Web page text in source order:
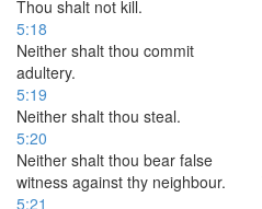
Thou shalt not kill.
5:18
Neither shalt thou commit
adultery.
5:19
Neither shalt thou steal.
5:20
Neither shalt thou bear false
witness against thy neighbour.
5:21